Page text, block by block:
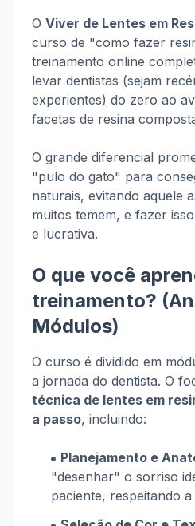
O Viver de Lentes em
curso de "como fazer
treinamento online
levar dentistas (sejam
experientes) do zero ao
facetas de resina
O grande diferencial
"pulo do gato" para
naturais, evitando aquele
muitos temem, e fazer
e lucrativa.
O que você
treinamento?
Módulos)
O curso é dividido em
a jornada do dentista. O
técnica de lentes em
a passo, incluindo:
Planejamento e
"desenhar" o sorriso
paciente, respeitando